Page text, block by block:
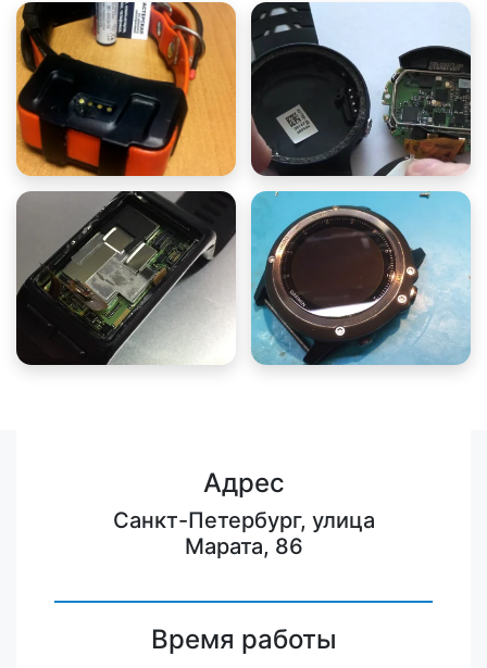
Адрес
Санкт-Петербург, улица
Марата, 86
Время работы